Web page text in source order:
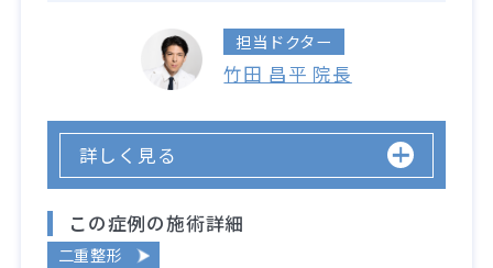
担当ドクター
竹田 昌平 院長
詳しく見る
この症例の施術詳細
二重整形